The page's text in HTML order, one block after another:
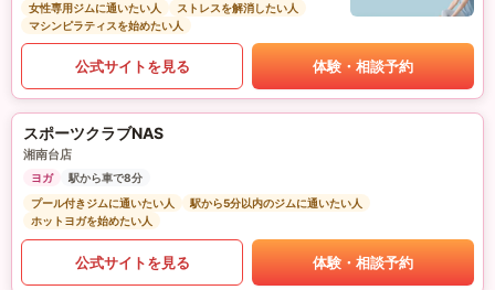
女性専用ジムに通いたい人
ストレスを解消したい人
マシンピラティスを始めたい人
公式サイトを見る 体験・相談予約
スポーツクラブNAS
湘南台店
ヨガ
駅から車で8分
プール付きジムに通いたい人
駅から5分以内のジムに通いたい人
ホットヨガを始めたい人
公式サイトを見る 体験・相談予約